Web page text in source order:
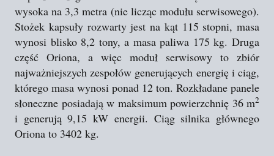
wysoka na 3,3 metra (nie licząc modułu serwisowego).
Stożek kapsuły rozwarty jest na kąt 115 stopni, masa
wynosi blisko 8,2 tony, a masa paliwa 175 kg. Druga
część Oriona, a więc moduł serwisowy to zbiór
najważniejszych zespołów generujących energię i ciąg,
którego masa wynosi ponad 12 ton. Rozkładane panele
słoneczne posiadają w maksimum powierzchnię 36 m2
i generują 9,15 kW energii. Ciąg silnika głównego
Oriona to 3402 kg.